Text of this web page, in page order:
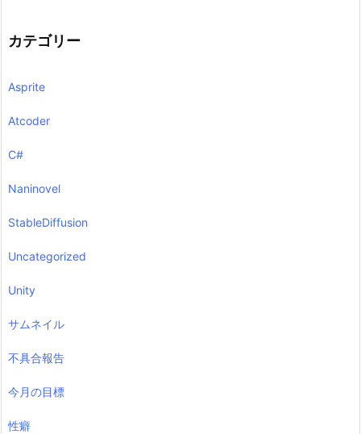
カテゴリー
Asprite
Atcoder
C#
Naninovel
StableDiffusion
Uncategorized
Unity
サムネイル
不具合報告
今月の目標
性癖